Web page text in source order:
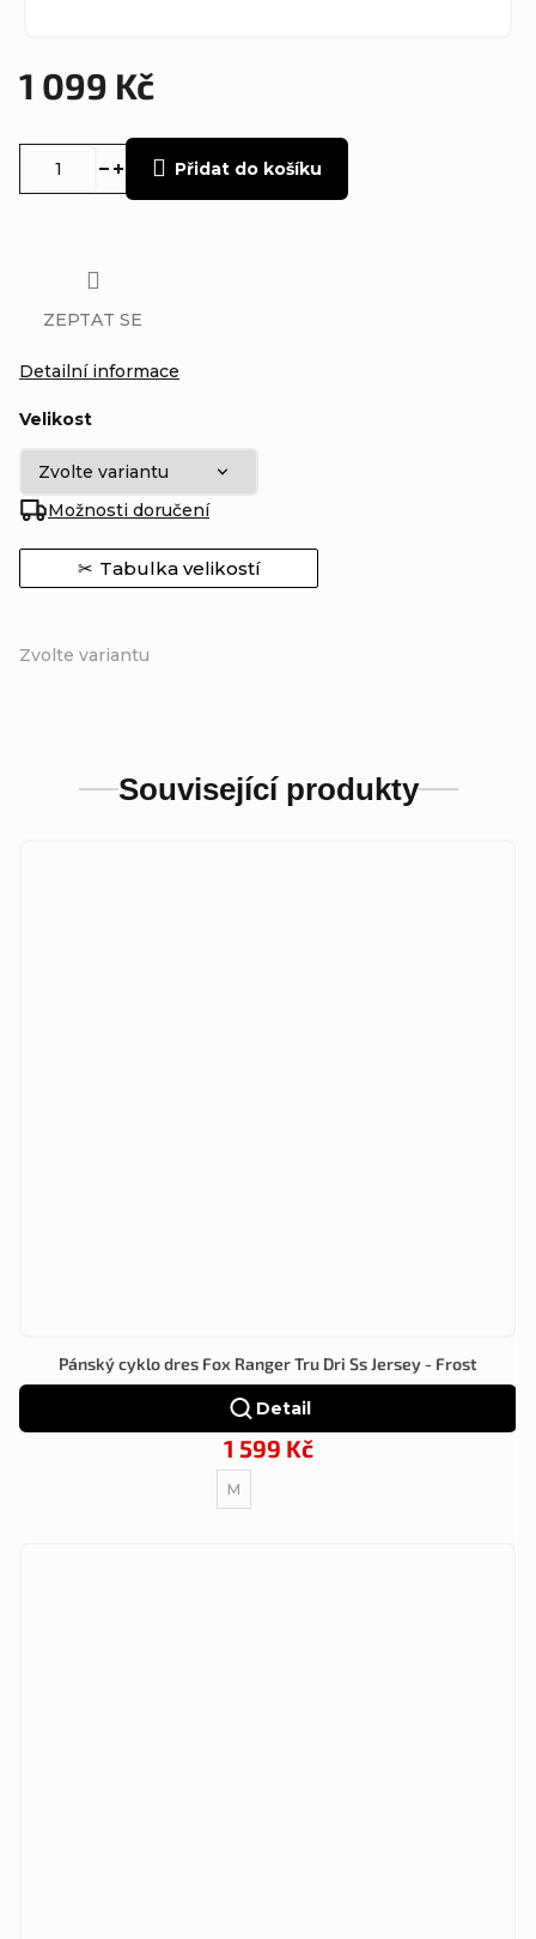
1 099 Kč
Zvolte variantu
Velikost
Možnosti doručení
Tabulka velikostí
Přidat do košíku
Detailní informace
ZEPTAT SE
Související produkty
Pánský cyklo dres Fox Ranger Tru Dri Ss Jersey - Frost
1 599 Kč
Detail
M